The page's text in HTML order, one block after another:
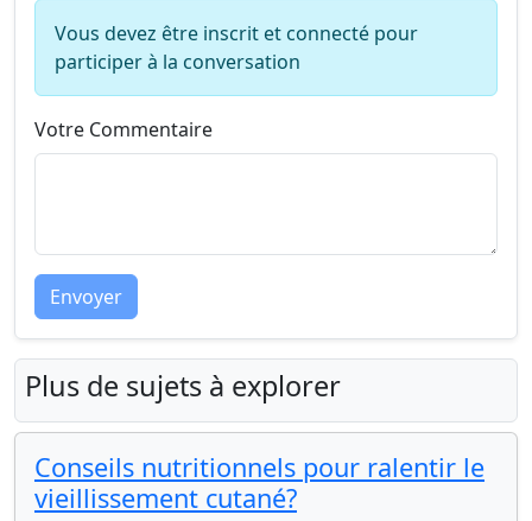
Vous devez être inscrit et connecté pour
participer à la conversation
Votre Commentaire
Envoyer
Plus de sujets à explorer
Conseils nutritionnels pour ralentir le
vieillissement cutané?